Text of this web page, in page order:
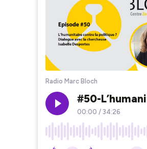
Radio Marc Bloch
#50-
00:00 / 34:26